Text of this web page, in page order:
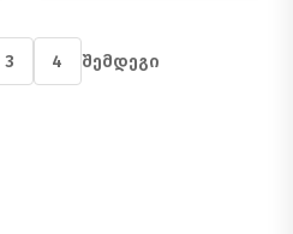
3 4 შემდეგი